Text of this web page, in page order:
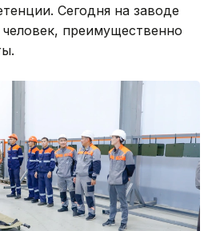
Сегодня на заводе
преимущественно